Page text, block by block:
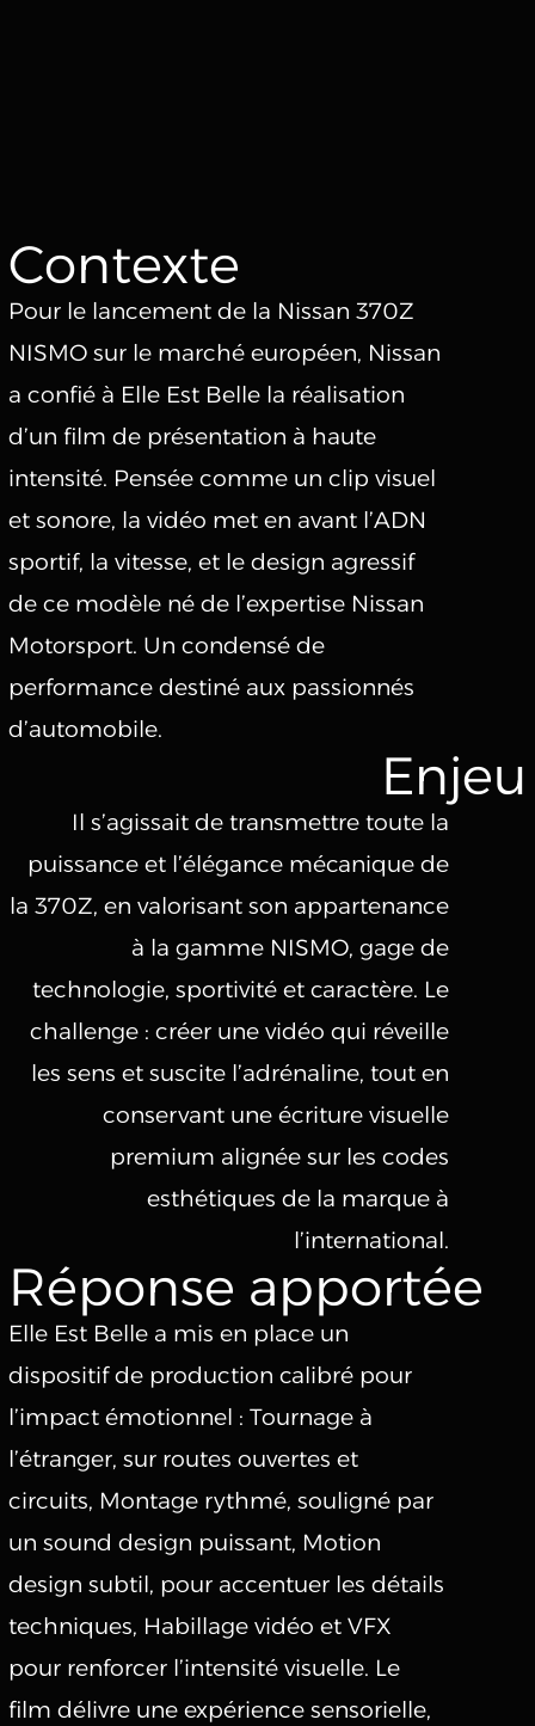
À PROPOS
Contexte
Pour le lancement de la Nissan 370Z
NISMO sur le marché européen, Nissan
a confié à Elle Est Belle la réalisation
d’un film de présentation à haute
intensité. Pensée comme un clip visuel
et sonore, la vidéo met en avant l’ADN
sportif, la vitesse, et le design agressif
de ce modèle né de l’expertise Nissan
Motorsport. Un condensé de
performance destiné aux passionnés
d’automobile.
Enjeu
Il s’agissait de transmettre toute la
puissance et l’élégance mécanique de
la 370Z, en valorisant son appartenance
à la gamme NISMO, gage de
technologie, sportivité et caractère. Le
challenge : créer une vidéo qui réveille
les sens et suscite l’adrénaline, tout en
conservant une écriture visuelle
premium alignée sur les codes
esthétiques de la marque à
l’international.
Réponse apportée
Elle Est Belle a mis en place un
dispositif de production calibré pour
l’impact émotionnel : Tournage à
l’étranger, sur routes ouvertes et
circuits, Montage rythmé, souligné par
un sound design puissant, Motion
design subtil, pour accentuer les détails
techniques, Habillage vidéo et VFX
pour renforcer l’intensité visuelle. Le
film délivre une expérience sensorielle,